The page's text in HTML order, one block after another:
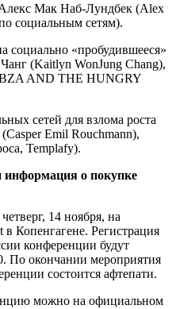
Мак Наб-Лундбек (Alex
социальным сетям).
социально «пробудившееся»
(Kaitlyn WonJung Chang),
AND THE HUNGRY
сетей для взлома роста
Emil Rouchmann),
Templafy).
информация о покупке
14 ноября, на
Копенгагене. Регистрация
конференции будут
По окончании мероприятия
состоится афтепати.
можно на официальном